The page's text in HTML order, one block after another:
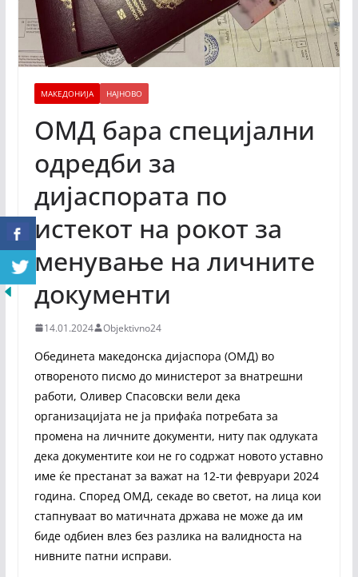
МАКЕДОНИЈА НАЈНОВО
ОМД бара специјални
одредби за
дијаспората по
истекот на рокот за
менување на личните
документи
14.01.2024 Objektivno24
Обединета македонска дијаспора (ОМД) во
отвореното писмо до министерот за внатрешни
работи, Оливер Спасовски вели дека
организацијата не ја прифаќа потребата за
промена на личните документи, ниту пак одлуката
дека документите кои не го содржат новото уставно
име ќе престанат за важат на 12-ти февруари 2024
година. Според ОМД, секаде во светот, на лица кои
стапнуваат во матичната држава не може да им
биде одбиен влез без разлика на валидноста на
нивните патни исправи.